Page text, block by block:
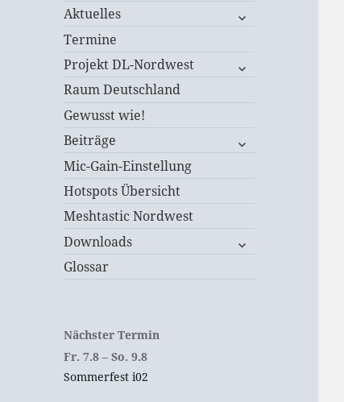
Aktuelles
untermenü
Termine
Projekt DL-Nordwest
untermenü
Raum Deutschland
Gewusst wie!
Beiträge
untermenü
Mic-Gain-Einstellung
Hotspots Übersicht
Meshtastic Nordwest
Downloads
untermenü
Glossar
Nächster Termin
Fr. 7.8 –So. 9.8
Sommerfest i02